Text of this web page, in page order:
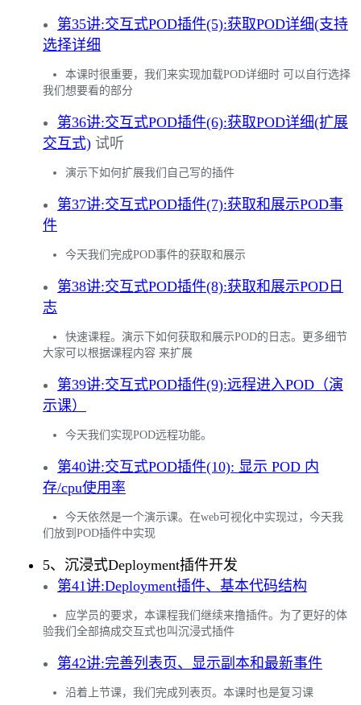
第35讲:交互式POD插件(5):获取POD详细(支持
选择详细
本课时很重要，我们来实现加载POD详细时 可以自行选择
我们想要看的部分
第36讲:交互式POD插件(6):获取POD详细(扩展
交互式) 试听
演示下如何扩展我们自己写的插件
第37讲:交互式POD插件(7):获取和展示POD事
件
今天我们完成POD事件的获取和展示
第38讲:交互式POD插件(8):获取和展示POD日
志
快速课程。演示下如何获取和展示POD的日志。更多细节
大家可以根据课程内容 来扩展
第39讲:交互式POD插件(9):远程进入POD（演
示课）
今天我们实现POD远程功能。
第40讲:交互式POD插件(10): 显示 POD 内
存/cpu使用率
今天依然是一个演示课。在web可视化中实现过，今天我
们放到POD插件中实现
5、沉浸式Deployment插件开发
第41讲:Deployment插件、基本代码结构
应学员的要求，本课程我们继续来撸插件。为了更好的体
验我们全部搞成交互式也叫沉浸式插件
第42讲:完善列表页、显示副本和最新事件
沿着上节课，我们完成列表页。本课时也是复习课